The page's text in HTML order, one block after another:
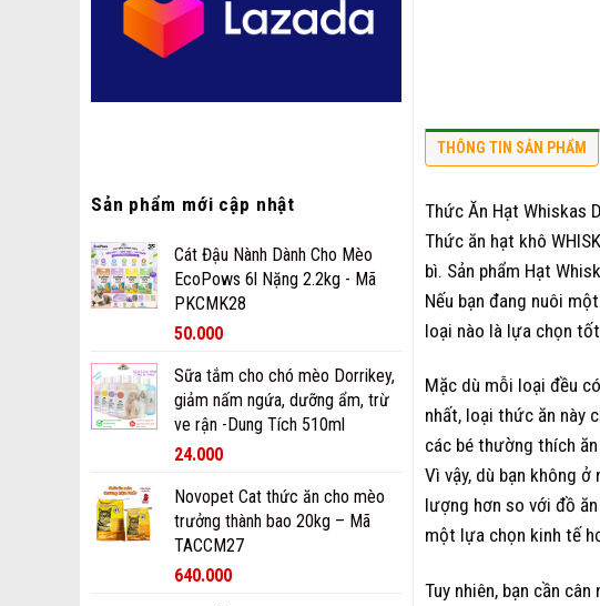
Sản phẩm mới cập nhật
Cát Đậu Nành Dành Cho Mèo
EcoPows 6l Nặng 2.2kg - Mã
PKCMK28
50.000
Sữa tắm cho chó mèo Dorrikey,
giảm nấm ngứa, dưỡng ẩm, trừ
ve rận -Dung Tích 510ml
24.000
Novopet Cat thức ăn cho mèo
trưởng thành bao 20kg – Mã
TACCM27
640.000
THÔNG TIN SẢN PHẨM
Thức Ăn Hạt Whiskas
Thức ăn hạt khô
bì. Sản phẩm Hạt
Nếu bạn đang nuôi
loại nào là lựa chọn
Mặc dù mỗi loại đều
nhất, loại thức ăn này
các bé thường thích
Vì vậy, dù bạn không
lượng hơn so với đồ
một lựa chọn kinh tế
Tuy nhiên, bạn cần